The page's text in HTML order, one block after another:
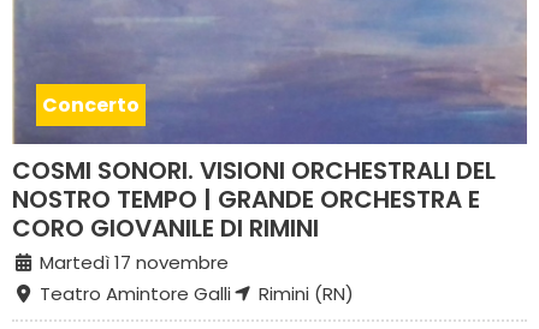
Concerto
COSMI SONORI. VISIONI ORCHESTRALI DEL
NOSTRO TEMPO | GRANDE ORCHESTRA E
CORO GIOVANILE DI RIMINI
Martedì 17 novembre
Teatro Amintore Galli
Rimini (RN)